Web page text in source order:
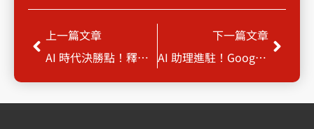
Prev
上一篇文章
AI 時代決勝點！釋放 Gemini Enterprise 企業AI平臺 (舊名: Google Agentspace) 協作與研發超能力
下一篇文章
AI 助理進駐！Google Workspace with Gemini 實戰工作坊 | 從使用者到管理者一次掌握
Next